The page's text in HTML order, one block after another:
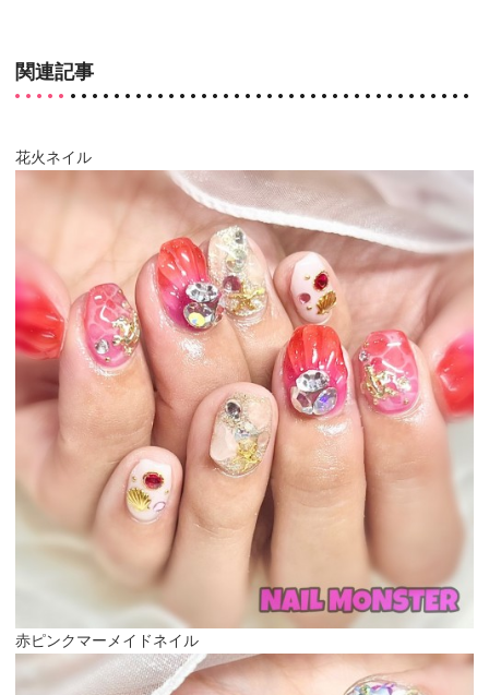
関連記事
花火ネイル
赤ピンクマーメイドネイル